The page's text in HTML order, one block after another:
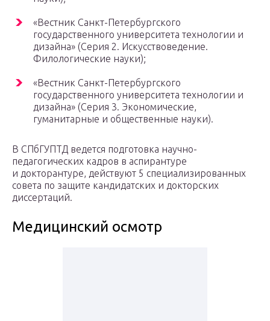
«Вестник Санкт-Петербургского
государственного университета технологии и
дизайна» (Серия 2. Искусствоведение.
Филологические науки);
«Вестник Санкт-Петербургского
государственного университета технологии и
дизайна» (Серия 3. Экономические,
гуманитарные и общественные науки).
В СПбГУПТД ведется подготовка научно-
педагогических кадров в аспирантуре
и докторантуре, действуют 5 специализированных
совета по защите кандидатских и докторских
диссертаций.
Медицинский осмотр